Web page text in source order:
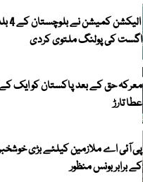
اگست کی پولنگ ملتوی کردی
معرکہ حق کے بعد پاکستان کو ایک
عطا تارڑ
پی آئی اے ملازمین کیلئے بڑی
کے برابر بونس منظور